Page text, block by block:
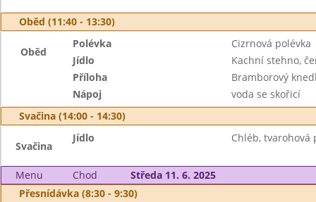
Oběd (11:40 - 13:30)
Oběd
Polévka
Cizrnová polévka
Jídlo
Kachní stehno,
Příloha
Bramborový
Nápoj
voda se skořicí
Svačina (14:00 - 14:30)
Svačina
Jídlo Chléb, tvarohová
Menu Chod
Středa 11. 6. 2025
Přesnídávka (8:30 - 9:30)